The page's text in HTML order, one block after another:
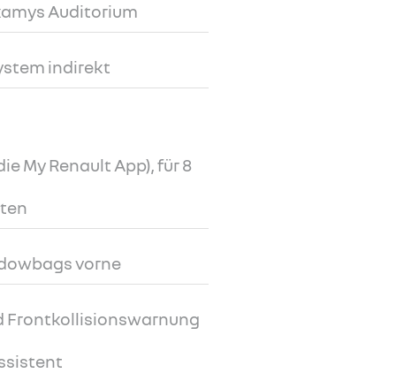
Auditorium
indirekt
My Renault App), für 8
vorne
Frontkollisionswarnung